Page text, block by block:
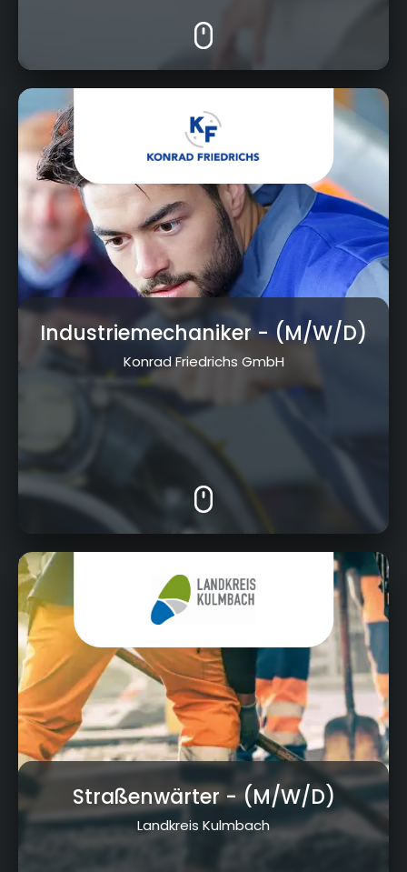
Vorwerkstraße 20, 95326 Kulmbach
Industriemechaniker- (M/W/D)
Konrad Friedrichs GmbH
Konrad-Adenauer-Str. 5, 95326 Kulmbach
Straßenwärter- (M/W/D)
Landkreis Kulmbach